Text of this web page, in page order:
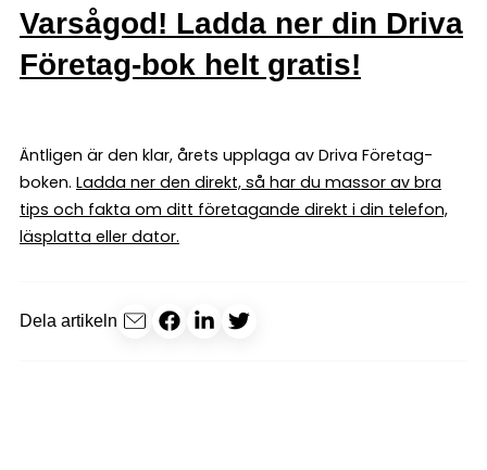
Varsågod! Ladda ner din Driva
Företag-bok helt gratis!
Äntligen är den klar, årets upplaga av Driva Företag-
boken. Ladda ner den direkt, så har du massor av bra
tips och fakta om ditt företagande direkt i din telefon,
läsplatta eller dator.
Dela artikeln